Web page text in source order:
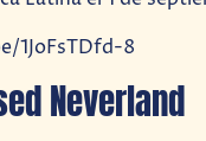
1JoFsTDfd-8
Neverland